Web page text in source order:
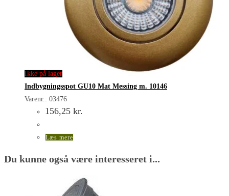
Ikke på lager
Indbygningsspot GU10 Mat Messing m. 10146
Varenr.: 03476
156,25 kr.
Læs mere
Du kunne også være interesseret i...